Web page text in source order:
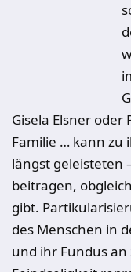
Gisela Elsner oder
Familie … kann zu
längst geleisteten
beitragen,
gibt.
des Menschen in
und ihr Fundus